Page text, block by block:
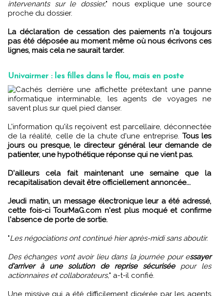
intervenants sur le dossier," nous explique une source
proche du dossier.
La déclaration de cessation des paiements n'a toujours
pas été déposée au moment même où nous écrivons ces
lignes, mais cela ne saurait tarder.
Univairmer : les filles dans le flou, mais en poste
Cachés derrière une affichette prétextant une panne
informatique interminable, les agents de voyages ne
savent plus sur quel pied danser.
L'information qu'ils reçoivent est parcellaire, déconnectée
de la réalité, celle de la chute d'une entreprise. Tous les
jours ou presque, le directeur général leur demande de
patienter, une hypothétique réponse qui ne vient pas.
D'ailleurs cela fait maintenant une semaine que la
recapitalisation devait être officiellement annoncée...
Jeudi matin, un message électronique leur a été adressé,
cette fois-ci TourMaG.com n'est plus moqué et confirme
l'absence de porte de sortie.
"Les négociations ont continué hier après-midi sans aboutir.
Des échanges vont avoir lieu dans la journée pour essayer
d'arriver à une solution de reprise sécuriséepour les
actionnaires et collaborateurs," a-t-il confié.
Une missive qui a été difficilement digérée par les agents